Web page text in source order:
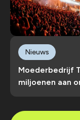
Moederbedrijf
miljoenen aan
Nieuws